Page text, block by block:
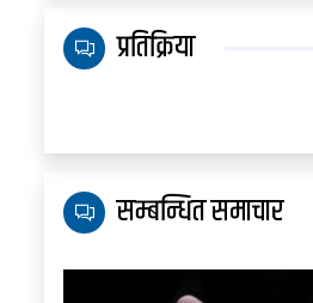
प्रतिक्रिया
सम्बन्धित समाचार